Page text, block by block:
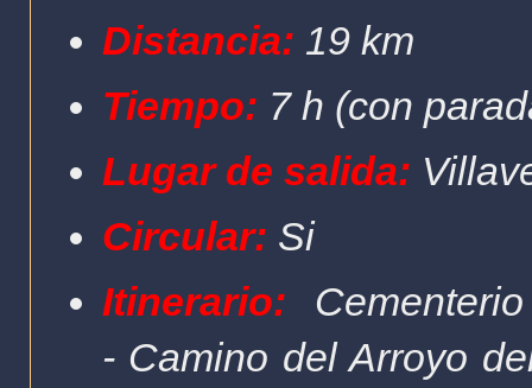
Distancia: 19 km
Tiempo: 7 h (con
Lugar de salida:
Circular: Si
Itinerario:
- Camino del Arroyo